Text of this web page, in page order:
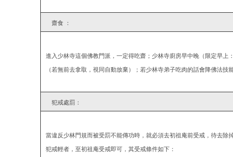
齋食 ：
進入少林寺這個佛教門派，一定得吃齋；少林寺廚房早中晚（限定早
（若無前去拿取，視同自動放棄）；若少林寺弟子吃肉的話會降佛法技能
犯戒處罰：
當違反少林門規而被受罰不能傳功時，就必須去初祖庵前受戒，待去除
犯戒輕者，至初祖庵受戒即可，其受戒條件如下：